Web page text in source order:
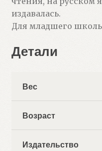
издавалась.
Для младшего
Детали
Вес
Возраст
Издательство